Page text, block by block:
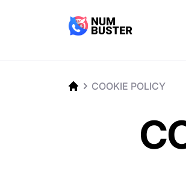
COOKIE POLICY